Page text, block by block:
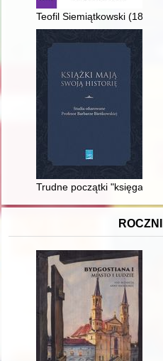
Teofil Siemiątkowski (1897-
Trudne początki